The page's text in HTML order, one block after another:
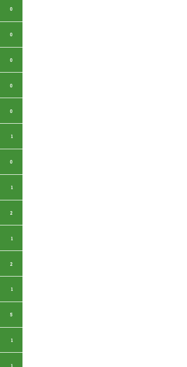
0
0
0
0
0
1
0
1
2
1
2
1
5
1
1